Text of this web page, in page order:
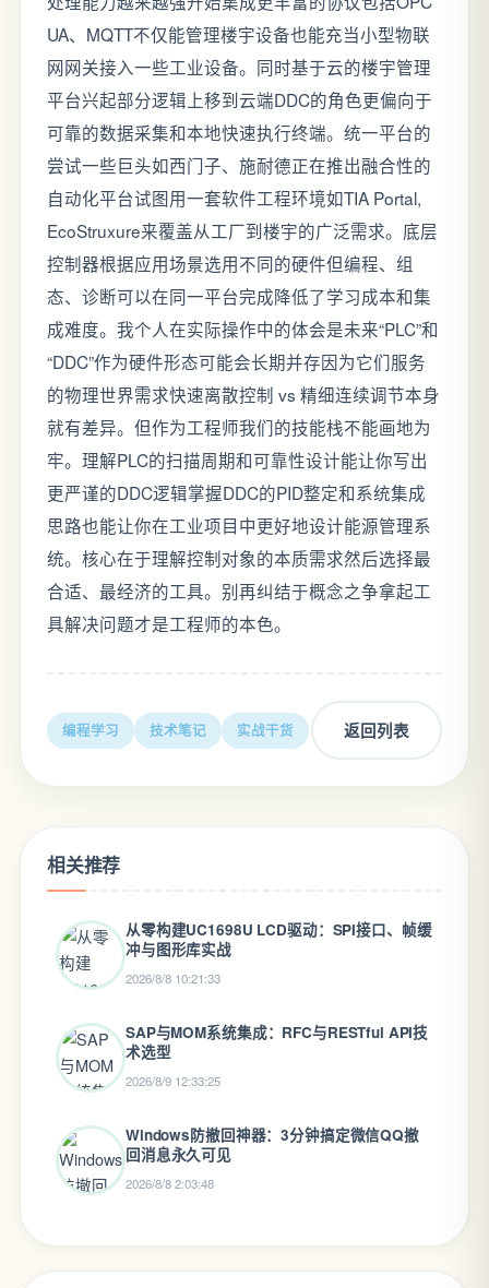
UA、MQTT不仅能管理楼宇设备也能充当小型物联
网网关接入一些工业设备。同时基于云的楼宇管理
平台兴起部分逻辑上移到云端DDC的角色更偏向于
可靠的数据采集和本地快速执行终端。统一平台的
尝试一些巨头如西门子、施耐德正在推出融合性的
自动化平台试图用一套软件工程环境如TIA Portal,
EcoStruxure来覆盖从工厂到楼宇的广泛需求。底层
控制器根据应用场景选用不同的硬件但编程、组
态、诊断可以在同一平台完成降低了学习成本和集
成难度。我个人在实际操作中的体会是未来“PLC”和
“DDC”作为硬件形态可能会长期并存因为它们服务
的物理世界需求快速离散控制 vs 精细连续调节本身
就有差异。但作为工程师我们的技能栈不能画地为
牢。理解PLC的扫描周期和可靠性设计能让你写出
更严谨的DDC逻辑掌握DDC的PID整定和系统集成
思路也能让你在工业项目中更好地设计能源管理系
统。核心在于理解控制对象的本质需求然后选择最
合适、最经济的工具。别再纠结于概念之争拿起工
具解决问题才是工程师的本色。
编程学习 技术笔记 实战干货 返回列表
相关推荐
从零构建UC1698U LCD驱动：SPI接口、帧缓
冲与图形库实战
2026/8/8 10:21:33
SAP与MOM系统集成：RFC与RESTful API技
术选型
2026/8/9 12:33:25
Windows防撤回神器：3分钟搞定微信QQ撤
回消息永久可见
2026/8/8 2:03:48